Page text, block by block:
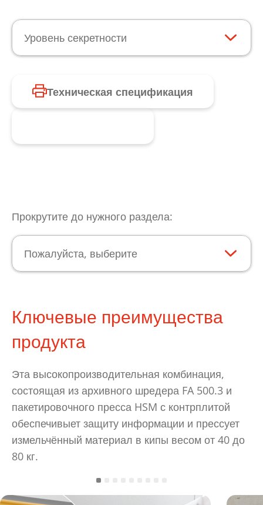
Уровень секретности
Техническая спецификация
Прокрутите до нужного раздела:
Пожалуйста, выберите
Ключевые преимущества
продукта
Эта высокопроизводительная комбинация,
состоящая из архивного шредера FA 500.3 и
пакетировочного пресса HSM с контрплитой
обеспечивыет защиту информации и прессует
измельчённый материал в кипы весом от 40 до
80 кг.